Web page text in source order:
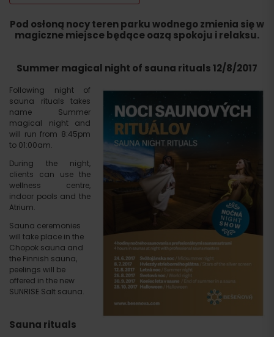
Pod osłoną nocy teren parku wodnego zmienia się w
magiczne miejsce będące oazą spokoju i relaksu.
Summer magical night of sauna rituals 12/8/2017
Following night of
sauna rituals takes
name Summer
magical night and
will run from 8:45pm
to 01:00am.
During the night,
clients can use the
wellness centre,
indoor pools and the
Atrium.
Sauna ceremonies
will take place in the
Chopok sauna and
the Finnish sauna,
peelings will be
offered in the new
SUNRISE Salt sauna.
Sauna rituals